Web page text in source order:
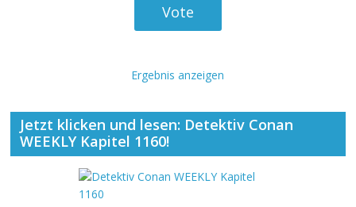
Ergebnis anzeigen
Jetzt klicken und lesen: Detektiv Conan
WEEKLY Kapitel 1160!